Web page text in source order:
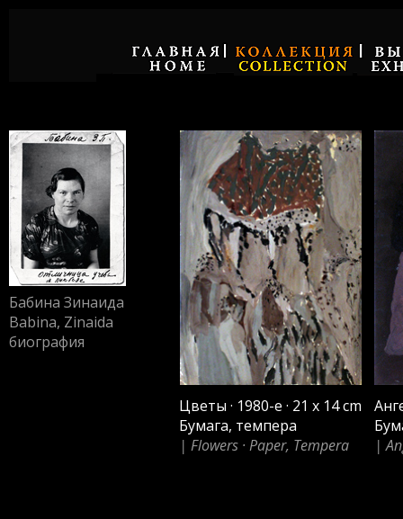
Цветы · 1980-е · 21 x 14 cm
Бумага, темпера
| Flowers · Paper, Tempera
Бабина Зинаида
Babina, Zinaida
биография
|